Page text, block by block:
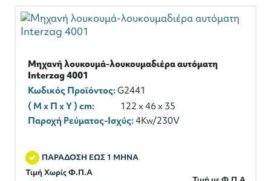
Μηχανή λουκουμά-λουκουμαδιέρα αυτόματη
Interzag 4001
Κωδικός Προϊόντος:G2441
( M x Π x Y ) cm:
122 x 46 x 35
Παροχή Ρεύματος-Ισχύς:4Kw/230V
ΠΑΡΑΔΟΣΗ ΕΩΣ 1 ΜΗΝΑ
Τιμή Χωρίς Φ.Π.Α